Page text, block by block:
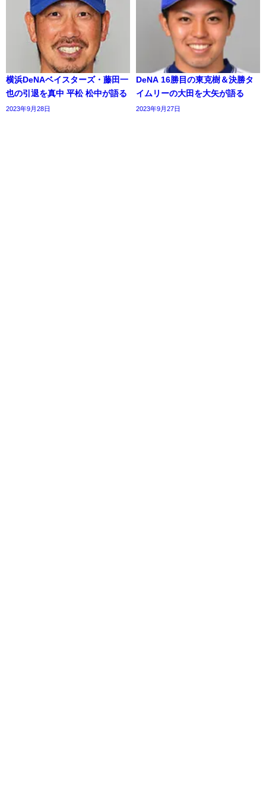
横浜DeNAベイスターズ・藤田一
也の引退を真中 平松 松中が語る
2023年9月28日
DeNA 16勝目の東克樹＆決勝タ
イムリーの大田を大矢が語る
2023年9月27日